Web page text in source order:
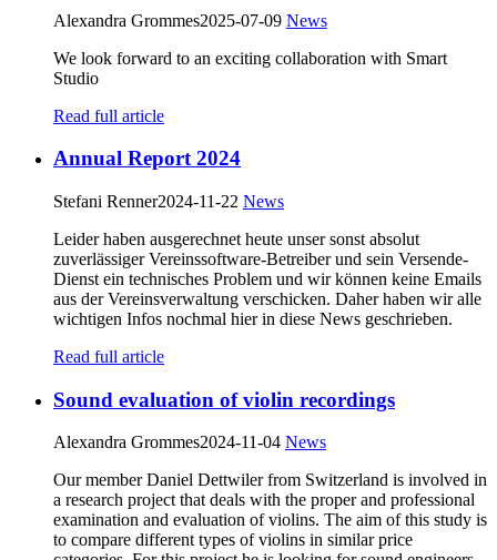
Alexandra Grommes2025-07-09 News
We look forward to an exciting collaboration with Smart
Studio
Read full article
Annual Report 2024
Stefani Renner2024-11-22 News
Leider haben ausgerechnet heute unser sonst absolut
zuverlässiger Vereinssoftware-Betreiber und sein Versende-
Dienst ein technisches Problem und wir können keine Emails
aus der Vereinsverwaltung verschicken. Daher haben wir alle
wichtigen Infos nochmal hier in diese News geschrieben.
Read full article
Sound evaluation of violin recordings
Alexandra Grommes2024-11-04 News
Our member Daniel Dettwiler from Switzerland is involved in
a research project that deals with the proper and professional
examination and evaluation of violins. The aim of this study is
to compare different types of violins in similar price